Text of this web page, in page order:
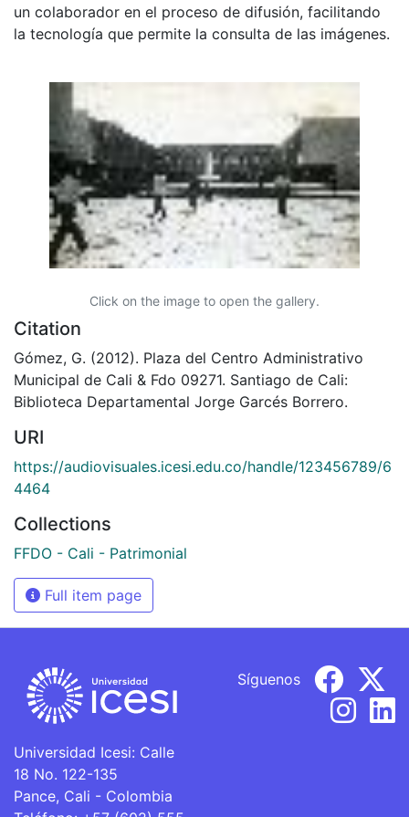
un colaborador en el proceso de difusión, facilitando
la tecnología que permite la consulta de las imágenes.
Click on the image to open the gallery.
Citation
Gómez, G. (2012). Plaza del Centro Administrativo
Municipal de Cali & Fdo 09271. Santiago de Cali:
Biblioteca Departamental Jorge Garcés Borrero.
URI
https://audiovisuales.icesi.edu.co/handle/123456789/6
4464
Collections
FFDO - Cali - Patrimonial
Full item page
Universidad Icesi: Calle
18 No. 122-135
Pance, Cali - Colombia
Síguenos